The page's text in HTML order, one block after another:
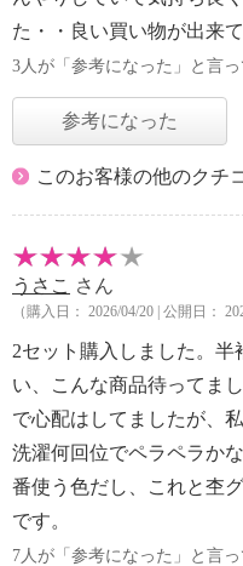
た・・良い買い物が出来
3人が「参考になった」と言
参考になった
このお客様の他のクチ
うさこ さん
（購入日： 2026/04/20 | 公開日：
2セット購入しました。
い、こんな商品待ってま
で心配はしてましたが、
洗濯何回位でペラペラか
番使う色だし、これと杢
です。
7人が「参考になった」と言